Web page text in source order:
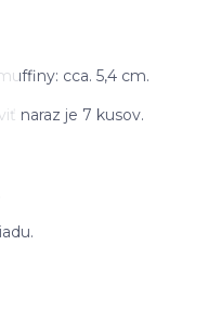
cca. 5,4 cm.
naraz je 7 kusov.